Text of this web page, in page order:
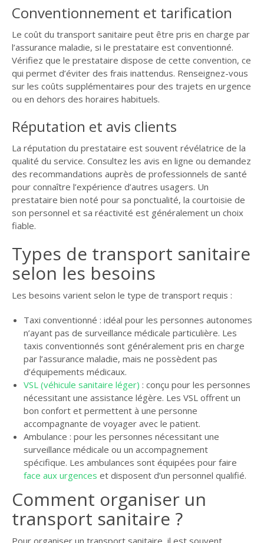
Conventionnement et tarification
Le coût du transport sanitaire peut être pris en charge par
l’assurance maladie, si le prestataire est conventionné.
Vérifiez que le prestataire dispose de cette convention, ce
qui permet d’éviter des frais inattendus. Renseignez-vous
sur les coûts supplémentaires pour des trajets en urgence
ou en dehors des horaires habituels.
Réputation et avis clients
La réputation du prestataire est souvent révélatrice de la
qualité du service. Consultez les avis en ligne ou demandez
des recommandations auprès de professionnels de santé
pour connaître l’expérience d’autres usagers. Un
prestataire bien noté pour sa ponctualité, la courtoisie de
son personnel et sa réactivité est généralement un choix
fiable.
Types de transport sanitaire
selon les besoins
Les besoins varient selon le type de transport requis :
Taxi conventionné : idéal pour les personnes autonomes
n’ayant pas de surveillance médicale particulière. Les
taxis conventionnés sont généralement pris en charge
par l’assurance maladie, mais ne possèdent pas
d’équipements médicaux.
VSL (véhicule sanitaire léger) : conçu pour les personnes
nécessitant une assistance légère. Les VSL offrent un
bon confort et permettent à une personne
accompagnante de voyager avec le patient.
Ambulance : pour les personnes nécessitant une
surveillance médicale ou un accompagnement
spécifique. Les ambulances sont équipées pour faire
face aux urgences et disposent d’un personnel qualifié.
Comment organiser un
transport sanitaire ?
Pour organiser un transport sanitaire, il est souvent